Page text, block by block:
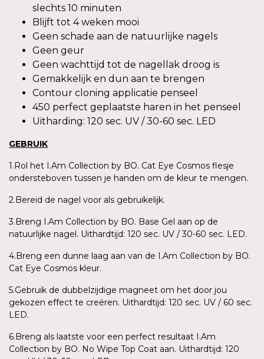
slechts 10 minuten
Blijft tot 4 weken mooi
Geen schade aan de natuurlijke nagels
Geen geur
Geen wachttijd tot de nagellak droog is
Gemakkelijk en dun aan te brengen
Contour cloning applicatie penseel
450 perfect geplaatste haren in het penseel
Uitharding: 120 sec. UV / 30-60 sec. LED
GEBRUIK
1.Rol het I.Am Collection by BO. Cat Eye Cosmos flesje
ondersteboven tussen je handen om de kleur te mengen.
2.Bereid de nagel voor als gebruikelijk.
3.Breng I.Am Collection by BO. Base Gel aan op de
natuurlijke nagel. Uithardtijd: 120 sec. UV / 30-60 sec. LED.
4.Breng een dunne laag aan van de I.Am Collection by BO.
Cat Eye Cosmos kleur.
5.Gebruik de dubbelzijdige magneet om het door jou
gekozen effect te creëren. Uithardtijd: 120 sec. UV / 60 sec.
LED.
6.Breng als laatste voor een perfect resultaat I.Am
Collection by BO. No Wipe Top Coat aan. Uithardtijd: 120